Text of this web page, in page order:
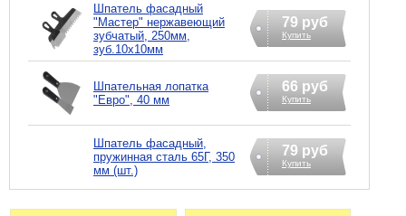
Шпатель фасадный
"Мастер" нержавеющий
зубчатый, 250мм,
зуб.10х10мм
79 руб
Купить
Шпательная лопатка
"Евро", 40 мм
66 руб
Купить
Шпатель фасадный,
пружинная сталь 65Г, 350
мм (шт.)
79 руб
Купить